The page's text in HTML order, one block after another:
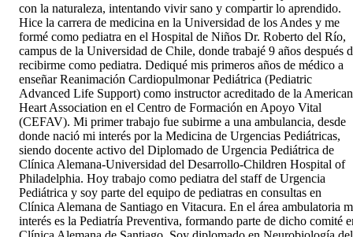
con la naturaleza, intentando vivir sano y compartir lo aprendido.
Hice la carrera de medicina en la Universidad de los Andes y me
formé como pediatra en el Hospital de Niños Dr. Roberto del Río,
campus de la Universidad de Chile, donde trabajé 9 años después
recibirme como pediatra. Dediqué mis primeros años de médico a
enseñar Reanimación Cardiopulmonar Pediátrica (Pediatric
Advanced Life Support) como instructor acreditado de la American
Heart Association en el Centro de Formación en Apoyo Vital
(CEFAV). Mi primer trabajo fue subirme a una ambulancia, desde
donde nació mi interés por la Medicina de Urgencias Pediátricas,
siendo docente activo del Diplomado de Urgencia Pediátrica de
Clínica Alemana-Universidad del Desarrollo-Children Hospital of
Philadelphia. Hoy trabajo como pediatra del staff de Urgencia
Pediátrica y soy parte del equipo de pediatras en consultas en
Clínica Alemana de Santiago en Vitacura. En el área ambulatoria
interés es la Pediatría Preventiva, formando parte de dicho comité